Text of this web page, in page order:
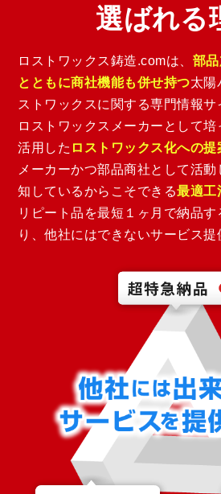
選ばれる
ロストワックス鋳造.comは、 部
とともに商社機能も併せ持つ太陽
ストワックスに関する専門情報サ
ロストワックスメーカーとして
活用した ロストワックス化への提
メーカーかつ部品商社として活
知しているからこそできる最適工
リピート品を最短１ヶ月で納品す
り、他社にはできないサービス提